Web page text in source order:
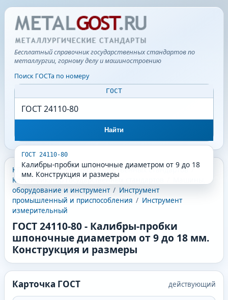
Бесплатный справочник государственных стандартов по
металлургии, горному делу и машиностроению
Поиск ГОСТа по номеру
ГОСТ
Найти
ГОСТ 24110-80
Калибры-пробки шпоночные диаметром от 9 до 18
мм. Конструкция и размеры
КГС - Классификатор государственных стандартов /
Классификатор государственных стандартов
оборудование и инструмент / Инструмент
промышленный и приспособления / Инструмент
измерительный
ГОСТ 24110-80- Калибры-пробки
шпоночные диаметром от 9 до 18 мм.
Конструкция и размеры
Карточка ГОСТ действующий